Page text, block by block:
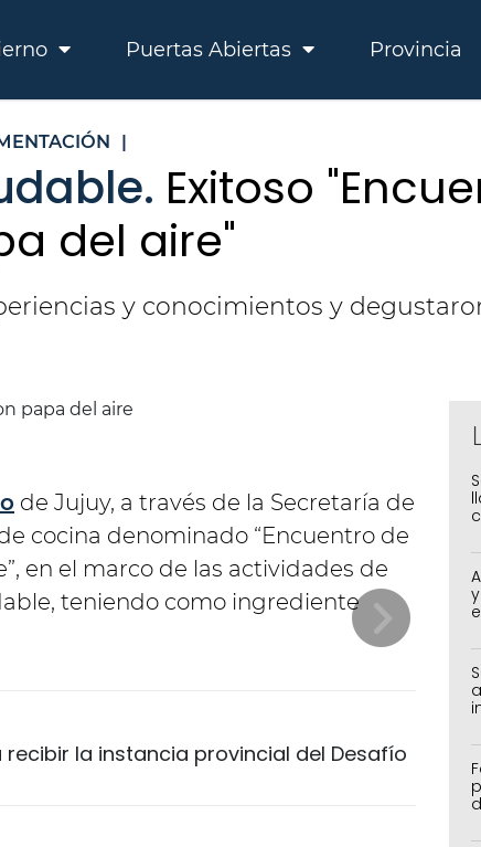
Puertas Abiertas Provincia
|
Exitoso
del aire"
y conocimientos y
de Jujuy, a través de la Secretaría de
cocina denominado “Encuentro de
en el marco de las actividades de
teniendo como ingrediente
la instancia provincial del Desafío